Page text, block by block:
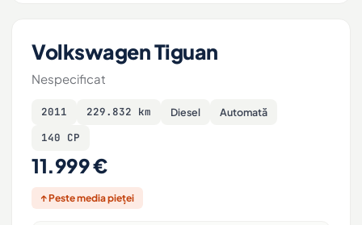
Volkswagen Tiguan
Nespecificat
2011 229.832 km Diesel Automată
140 CP
11.999 €
↑ Peste media pieței